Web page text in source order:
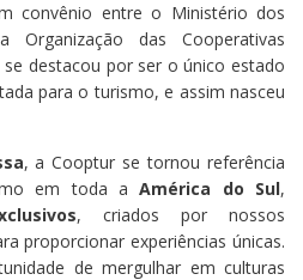
convênio entre o Ministério dos
das Cooperativas
se destacou por ser o único estado
para o turismo, e assim nasceu
, a Cooptur se tornou referência
em toda aAmérica do Sul,
, criados por nossos
proporcionar experiências únicas.
de mergulhar em culturas